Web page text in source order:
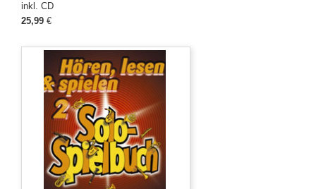
inkl. CD
25,99 €